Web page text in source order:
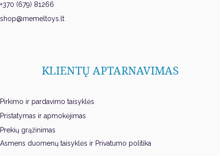
+370 (679) 81266
shop@memeltoys.lt
KLIENTŲ APTARNAVIMAS
Pirkimo ir pardavimo taisyklės
Pristatymas ir apmokėjimas
Prekių grąžinimas
Asmens duomenų taisyklės ir Privatumo politika